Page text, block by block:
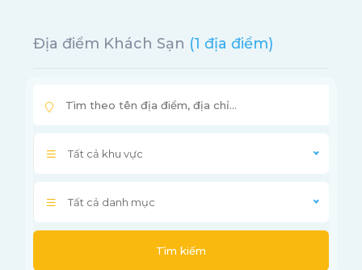
Địa điểm Khách Sạn (1 địa điểm)
Tất cả khu vực
Tất cả danh mục
Tìm kiếm